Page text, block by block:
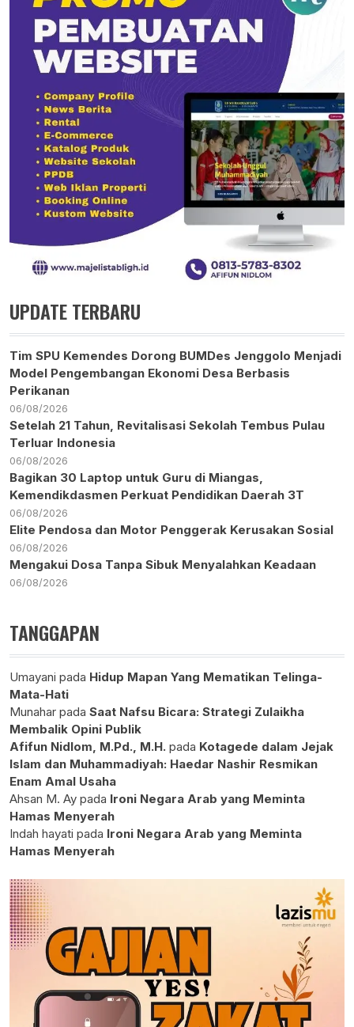
UPDATE TERBARU
Tim SPU Kemendes Dorong BUMDes Jenggolo Menjadi
Model Pengembangan Ekonomi Desa Berbasis
Perikanan
06/08/2026
Setelah 21 Tahun, Revitalisasi Sekolah Tembus Pulau
Terluar Indonesia
06/08/2026
Bagikan 30 Laptop untuk Guru di Miangas,
Kemendikdasmen Perkuat Pendidikan Daerah 3T
06/08/2026
Elite Pendosa dan Motor Penggerak Kerusakan Sosial
06/08/2026
Mengakui Dosa Tanpa Sibuk Menyalahkan Keadaan
06/08/2026
TANGGAPAN
Umayani pada Hidup Mapan Yang Mematikan Telinga-
Mata-Hati
Munahar pada Saat Nafsu Bicara: Strategi Zulaikha
Membalik Opini Publik
Afifun Nidlom, M.Pd., M.H. pada Kotagede dalam Jejak
Islam dan Muhammadiyah: Haedar Nashir Resmikan
Enam Amal Usaha
Ahsan M. Ay pada Ironi Negara Arab yang Meminta
Hamas Menyerah
Indah hayati pada Ironi Negara Arab yang Meminta
Hamas Menyerah